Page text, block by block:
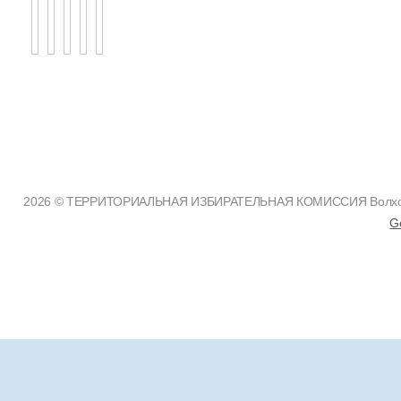
2026 © ТЕРРИТОРИАЛЬНАЯ ИЗБИРАТЕЛЬНАЯ КОМИССИЯ